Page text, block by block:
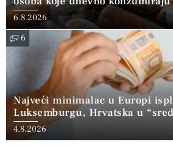
6.8.2026
6
Najveći minimalac u Europi
Luksemburgu, Hrvatska u
4.8.2026